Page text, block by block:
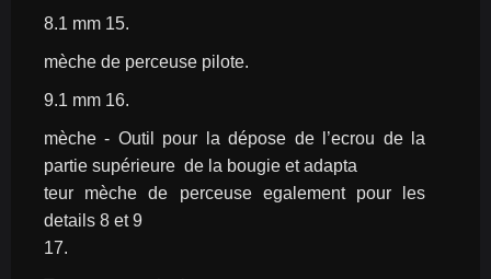
8.1 mm 15.
mèche de perceuse pilote.
9.1 mm 16.
mèche - Outil pour la dépose de l’ecrou de la
partie supérieure  de la bougie et adapta
teur mèche de perceuse egalement pour les
details 8 et 9
17.